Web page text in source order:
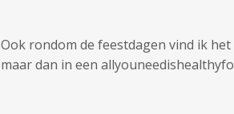
Ook rondom de feestdagen vind ik
maar dan in een